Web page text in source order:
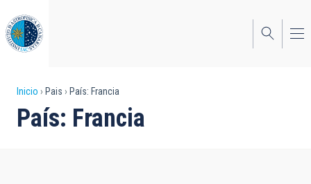
al
contenido
principal
Sobrescribir
enlaces
Inicio Pais País: Francia
País: Francia